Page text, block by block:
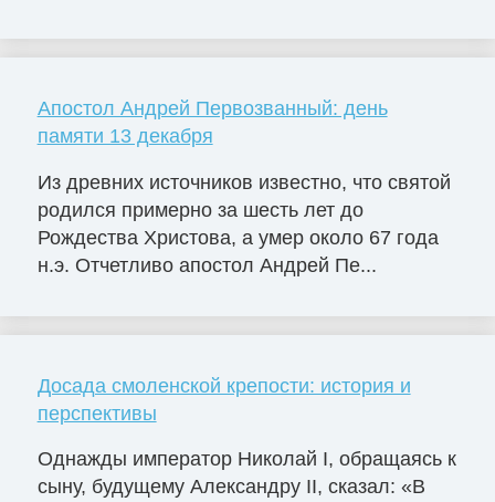
Апостол Андрей Первозванный: день
памяти 13 декабря
Из древних источников известно, что святой
родился примерно за шесть лет до
Рождества Христова, а умер около 67 года
н.э. Отчетливо апостол Андрей Пе...
Досада смоленской крепости: история и
перспективы
Однажды император Николай I, обращаясь к
сыну, будущему Александру II, сказал: «В